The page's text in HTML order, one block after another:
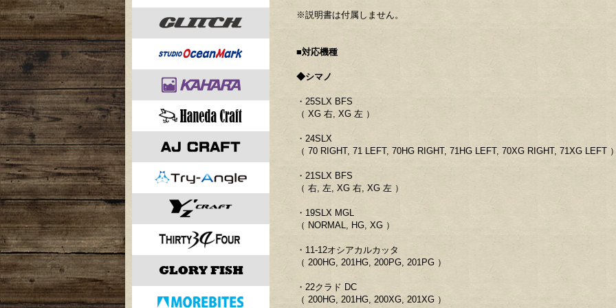
※説明書は付属しません。
■対応機種
◆シマノ
・25SLX BFS
（ XG 右, XG 左 ）
・24SLX
（ 70 RIGHT, 71 LEFT, 70HG RIGHT, 71HG LEFT, 70XG RIGHT, 71XG LEFT
・21SLX BFS
（ 右, 左, XG 右, XG 左 ）
・19SLX MGL
（ NORMAL, HG, XG ）
・11-12オシアカルカッタ
（ 200HG, 201HG, 200PG, 201PG ）
・22クラド DC
（ 200HG, 201HG, 200XG, 201XG ）